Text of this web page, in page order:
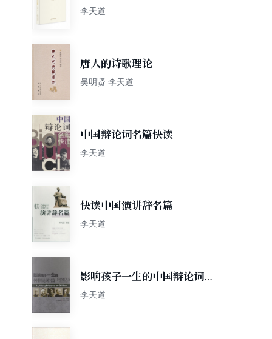
统文艺美学的现代转化
李天道
唐人的诗歌理论
吴明贤 李天道
中国辩论词名篇快读
李天道
快读中国演讲辞名篇
李天道
影响孩子一生的中国辩论词名
篇
李天道